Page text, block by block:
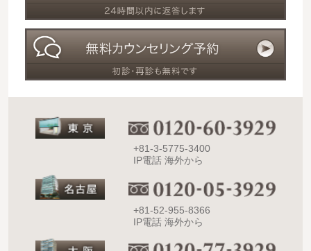
+81-3-5775-3400
IP電話 海外から
+81-52-955-8366
IP電話 海外から